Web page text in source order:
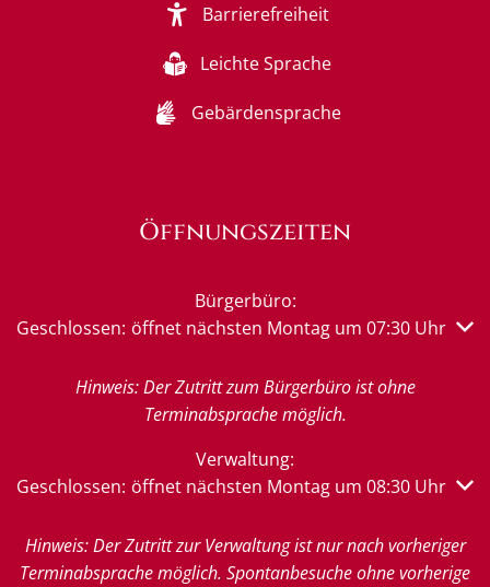
Barrierefreiheit
Leichte Sprache
Gebärdensprache
Öffnungszeiten
Bürgerbüro:
Klicken, um weitere Öffnungs- oder Schließzeiten
Geschlossen: öffnet nächsten Montag um 07:30 Uhr
Hinweis: Der Zutritt zum Bürgerbüro ist ohne
Terminabsprache möglich.
Verwaltung:
Klicken, um weitere Öffnungs- oder Schließzeiten
Geschlossen: öffnet nächsten Montag um 08:30 Uhr
Hinweis: Der Zutritt zur Verwaltung ist nur nach vorheriger
Terminabsprache möglich. Spontanbesuche ohne vorherige